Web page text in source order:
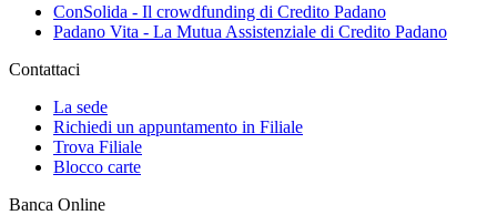
ConSolida - Il crowdfunding di Credito Padano
Padano Vita - La Mutua Assistenziale di Credito Padano
Contattaci
La sede
Richiedi un appuntamento in Filiale
Trova Filiale
Blocco carte
Banca Online